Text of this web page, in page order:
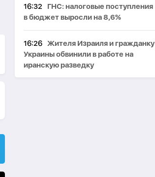
16:32
ГНС: налоговые поступления
в бюджет выросли на 8,6%
16:26 Жителя Израиля и гражданку
Украины обвинили в работе на
иранскую разведку